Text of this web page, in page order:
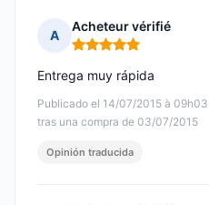
A
Acheteur vérifié
Nota: 5 de 5
Publicado el 14/07/2015 à 09h03
tras una compra de 03/07/2015
Entrega muy rápida
Opinión traducida